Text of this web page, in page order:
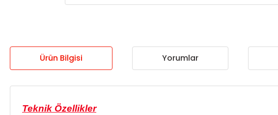
Ürün Bilgisi Yorumlar
Teknik Özellikler